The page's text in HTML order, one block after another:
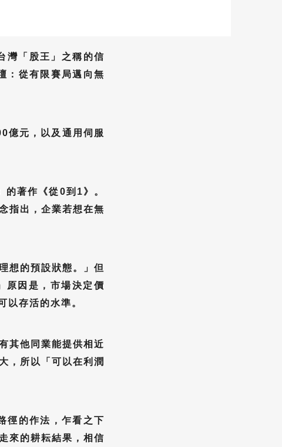
灣「股王」之稱的信
：從有限賽局邁向無
億元，以及通用伺服
著作《從0到1》。
指出，企業若想在無
想的預設狀態。」但
原因是，市場決定價
以存活的水準。
其他同業能提供相近
，所以「可以在利潤
徑的作法，乍看之下
來的耕耘結果，相信